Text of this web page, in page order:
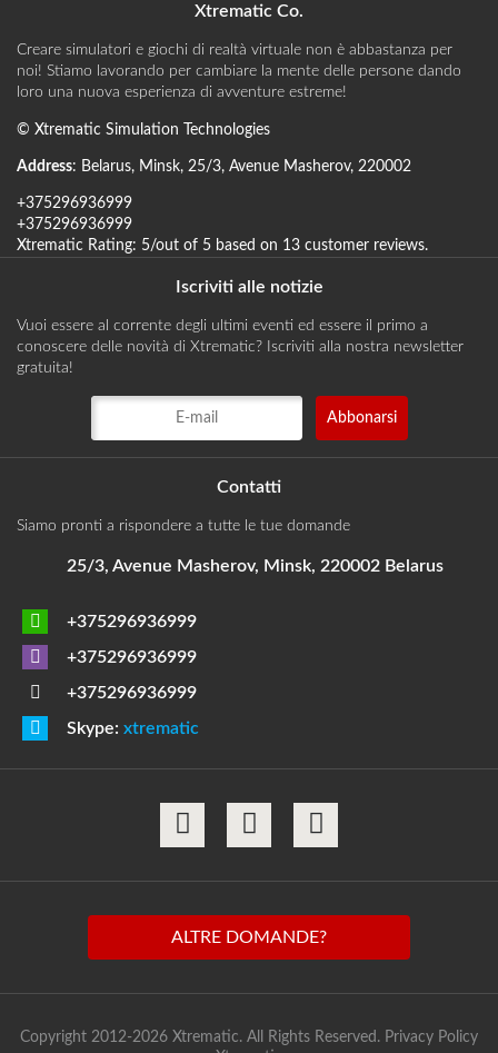
Xtrematic Co.
Creare simulatori e giochi di realtà virtuale non è abbastanza per
noi! Stiamo lavorando per cambiare la mente delle persone dando
loro una nuova esperienza di avventure estreme!
© Xtrematic Simulation Technologies
Address: Belarus, Minsk, 25/3, Avenue Masherov, 220002
+375296936999
+375296936999
Xtrematic Rating: 5/out of 5 based on 13 customer reviews.
Iscriviti alle notizie
Vuoi essere al corrente degli ultimi eventi ed essere il primo a
conoscere delle novità di Xtrematic? Iscriviti alla nostra newsletter
gratuita!
Contatti
Siamo pronti a rispondere a tutte le tue domande
25/3, Avenue Masherov, Minsk, 220002 Belarus
+375296936999
+375296936999
+375296936999
Skype: xtrematic
ALTRE DOMANDE?
Copyright 2012-2026 Xtrematic. All Rights Reserved. Privacy Policy